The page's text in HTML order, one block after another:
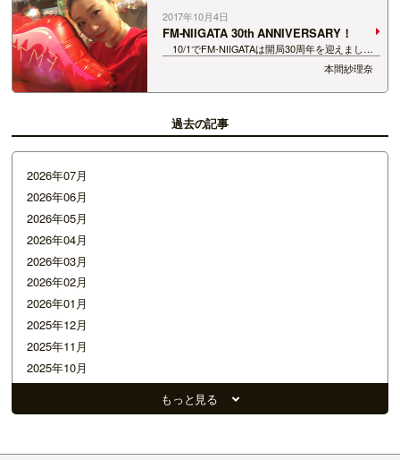
2017年10月4日
FM-NIIGATA 30th ANNIVERSARY！
10/1でFM-NIIGATAは開局30周年を迎えまし
た！ 30年って、改めて長いなあ～と思いま
す。 私は今26歳。開局当時はこの世にも生まれ
ておりません（笑） &…
本間紗理奈
過去の記事
2026年07月
2026年06月
2026年05月
2026年04月
2026年03月
2026年02月
2026年01月
2025年12月
2025年11月
2025年10月
2025年09月
2025年06月
もっと見る